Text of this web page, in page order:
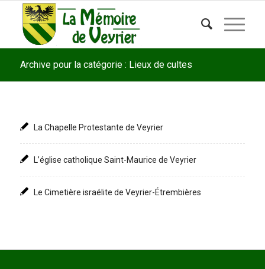
Archive pour la catégorie : Lieux de cultes
La Chapelle Protestante de Veyrier
L’église catholique Saint-Maurice de Veyrier
Le Cimetière israélite de Veyrier-Étrembières